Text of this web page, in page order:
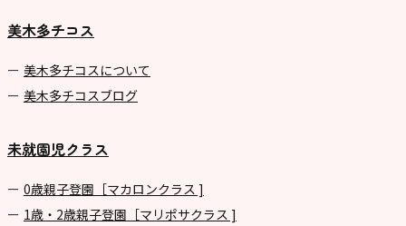
美木多チコス
美⽊多チコスについて
美⽊多チコスブログ
未就園児クラス
0歳親子登園［マカロンクラス ]
1歳・2歳親子登園［マリポサクラス ]